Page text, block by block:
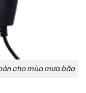
cho mùa mưa bão